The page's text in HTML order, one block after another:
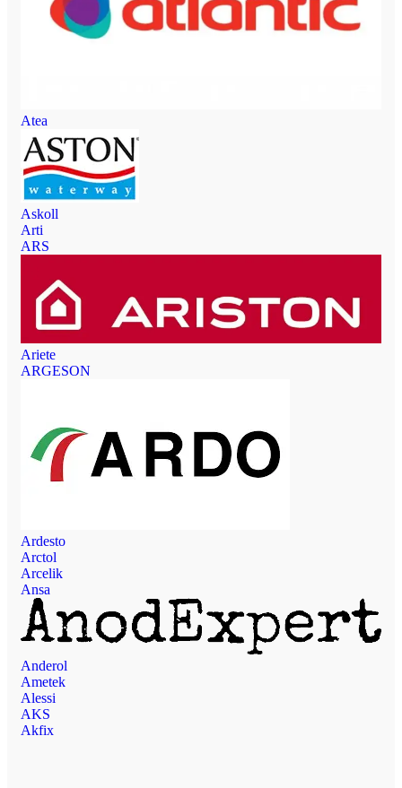
Atea
Askoll
Arti
ARS
Ariete
ARGESON
Ardesto
Arctol
Arcelik
Ansa
Anderol
Ametek
Alessi
AKS
Akfix